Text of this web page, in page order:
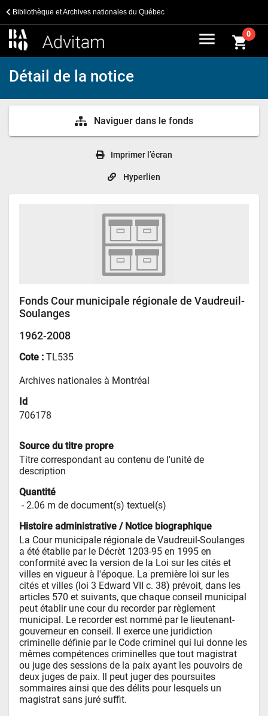
Bibliothèque et Archives nationales du Québec
menu shopping_cart0
Détail de la notice
Naviguer dans le fonds
Imprimer l’écran
Hyperlien
Fonds Cour municipale régionale de Vaudreuil-
Soulanges
1962-2008
Cote :TL535
Archives nationales à Montréal
Id
706178
Source du titre propre
Titre correspondant au contenu de l'unité de
description
Quantité
- 2.06 m de document(s) textuel(s)
Histoire administrative / Notice biographique
La Cour municipale régionale de Vaudreuil-Soulanges
a été établie par le Décrèt 1203-95 en 1995 en
conformité avec la version de la Loi sur les cités et
villes en vigueur à l'époque. La première loi sur les
cités et villes (loi 3 Edward VII c. 38) prévoit, dans les
articles 570 et suivants, que chaque conseil municipal
peut établir une cour du recorder par règlement
municipal. Le recorder est nommé par le lieutenant-
gouverneur en conseil. Il exerce une juridiction
criminelle définie par le Code criminel qui lui donne les
mêmes compétences criminelles que tout magistrat
ou juge des sessions de la paix ayant les pouvoirs de
deux juges de paix. Il peut juger des poursuites
sommaires ainsi que des délits pour lesquels un
magistrat sans juré suffit.